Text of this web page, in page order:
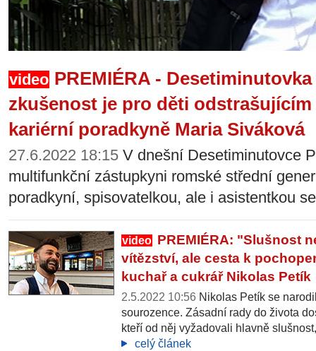
video PREMIÉRA -
zkušenost je pro děti
kariérní poradkyně Maria Siváková
27.6.2022 18:15 V dnešní Desetiminutovce
multifunkční zástupkyni romské střední
poradkyní, spisovatelkou, ale i asistentkou
video PREMIÉRA: "Slušnost
vítězství, ale cesta k
kuchař a cukrář Nikolas Petík
2.5.2022 10:56 Nikolas Petík se
sourozence. Zásadní rady do života
kteří od něj vyžadovali hlavně
celý článek